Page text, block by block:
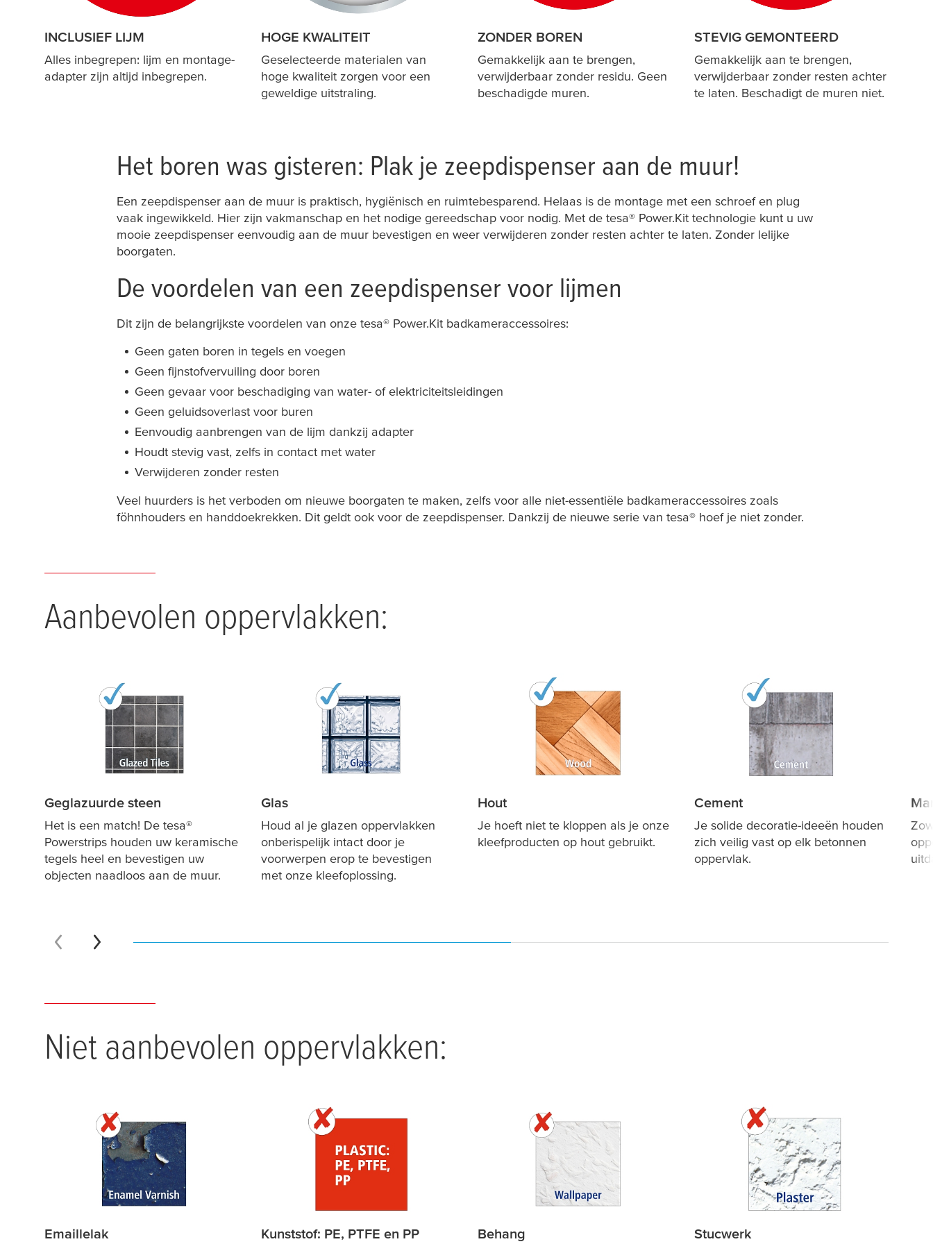
INCLUSIEF LIJM
Alles inbegrepen: lijm en montage-
adapter zijn altijd inbegrepen.
HOGE KWALITEIT
Geselecteerde materialen van
hoge kwaliteit zorgen voor een
geweldige uitstraling.
ZONDER BOREN
Gemakkelijk aan te brengen,
verwijderbaar zonder residu. Geen
beschadigde muren.
STEVIG GEMONTEERD
Gemakkelijk aan te brengen,
verwijderbaar zonder resten achter
te laten. Beschadigt de muren niet.
Het boren was gisteren: Plak je zeepdispenser aan de muur!
Een zeepdispenser aan de muur is praktisch, hygiënisch en ruimtebesparend. Helaas is de montage met een schroef en plug
vaak ingewikkeld. Hier zijn vakmanschap en het nodige gereedschap voor nodig. Met de tesa® Power.Kit technologie kunt u uw
mooie zeepdispenser eenvoudig aan de muur bevestigen en weer verwijderen zonder resten achter te laten. Zonder lelijke
boorgaten.
De voordelen van een zeepdispenser voor lijmen
Dit zijn de belangrijkste voordelen van onze tesa® Power.Kit badkameraccessoires:
Geen gaten boren in tegels en voegen
Geen fijnstofvervuiling door boren
Geen gevaar voor beschadiging van water- of elektriciteitsleidingen
Geen geluidsoverlast voor buren
Eenvoudig aanbrengen van de lijm dankzij adapter
Houdt stevig vast, zelfs in contact met water
Verwijderen zonder resten
Veel huurders is het verboden om nieuwe boorgaten te maken, zelfs voor alle niet-essentiële badkameraccessoires zoals
föhnhouders en handdoekrekken. Dit geldt ook voor de zeepdispenser. Dankzij de nieuwe serie van tesa® hoef je niet zonder.
Aanbevolen oppervlakken:
Geglazuurde steen
Het is een match! De tesa®
Powerstrips houden uw keramische
tegels heel en bevestigen uw
objecten naadloos aan de muur.
Glas
Houd al je glazen oppervlakken
onberispelijk intact door je
voorwerpen erop te bevestigen
met onze kleefoplossing.
Hout
Je hoeft niet te kloppen als je onze
kleefproducten op hout gebruikt.
Cement
Je solide decoratie-ideeën houden
zich veilig vast op elk betonnen
oppervlak.
Niet aanbevolen oppervlakken:
Emaillelak Kunststof: PE, PTFE en PP Behang Stucwerk